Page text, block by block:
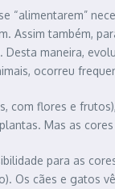
“alimentarem”
Assim também,
maneira,
ocorreu
com flores e
Mas as
para as
Os cães e gatos